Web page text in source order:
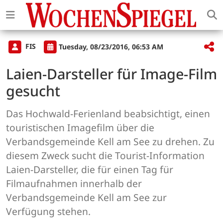
FIS Tuesday, 08/23/2016, 06:53 AM
Laien-Darsteller für Image-Film
gesucht
Das Hochwald-Ferienland beabsichtigt, einen
touristischen Imagefilm über die
Verbandsgemeinde Kell am See zu drehen. Zu
diesem Zweck sucht die Tourist-Information
Laien-Darsteller, die für einen Tag für
Filmaufnahmen innerhalb der
Verbandsgemeinde Kell am See zur
Verfügung stehen.